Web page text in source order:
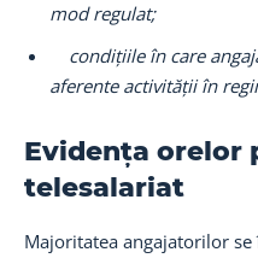
mod regulat;
condițiile în care
aferente activității în
Evidența orelor
telesalariat
Majoritatea angajatorilor